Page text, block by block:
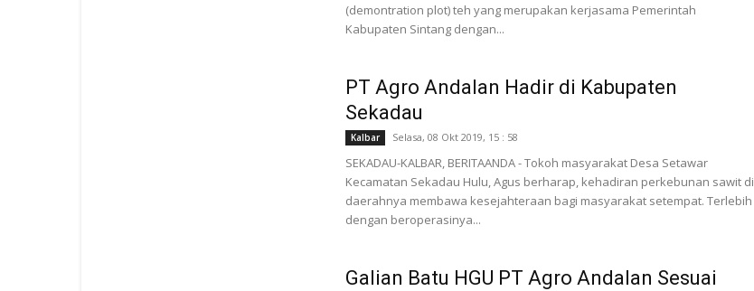
(demontration plot) teh yang merupakan kerjasama Pemerintah
Kabupaten Sintang dengan...
PT Agro Andalan Hadir di Kabupaten
Sekadau
Kalbar Selasa, 08 Okt 2019, 15 : 58
SEKADAU-KALBAR, BERITAANDA - Tokoh masyarakat Desa Setawar
Kecamatan Sekadau Hulu, Agus berharap, kehadiran perkebunan sawit di
daerahnya membawa kesejahteraan bagi masyarakat setempat. Terlebih
dengan beroperasinya...
Galian Batu HGU PT Agro Andalan Sesuai